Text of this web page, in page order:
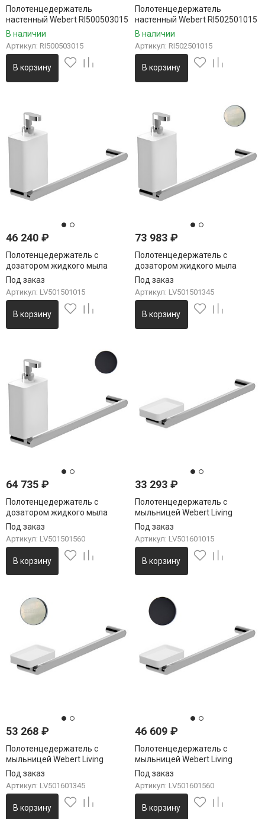
Полотенцедержатель
настенный Webert RI500503015
Rimini 600 мм цвет хром
В наличии
Артикул: RI500503015
В корзину
Полотенцедержатель
настенный Webert RI502501015
Rimini цвет хром
В наличии
Артикул: RI502501015
В корзину
46 240 ₽
Полотенцедержатель с
дозатором жидкого мыла
Webert Living LV501501015,
хром
Под заказ
Артикул: LV501501015
В корзину
73 983₽
Полотенцедержатель с
дозатором жидкого мыла
Webert Living LV501501345,
никель
Под заказ
Артикул: LV501501345
В корзину
64 735 ₽
Полотенцедержатель с
дозатором жидкого мыла
Webert Living LV501501560,
черный
Под заказ
Артикул: LV501501560
В корзину
33 293₽
Полотенцедержатель с
мыльницей Webert Living
LV501601015, хром
Под заказ
Артикул: LV501601015
В корзину
53 268 ₽
Полотенцедержатель с
мыльницей Webert Living
LV501601345, никель
Под заказ
Артикул: LV501601345
В корзину
46 609₽
Полотенцедержатель с
мыльницей Webert Living
LV501601560, черный
Под заказ
Артикул: LV501601560
В корзину